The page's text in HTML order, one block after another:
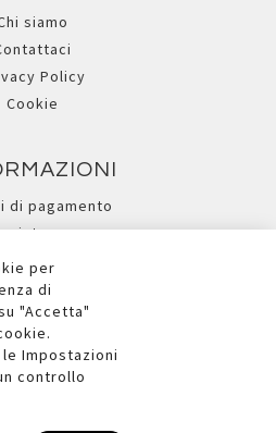
siamo
Policy
Cookie
di pagamento
avanzata
SOCIAL
per
di
"Accetta"
Impostazioni
controllo